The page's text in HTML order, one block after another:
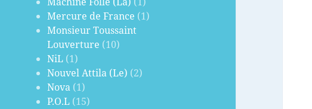
Mercure de France (1)
Monsieur Toussaint
Louverture (10)
NiL (1)
Nouvel Attila (Le) (2)
Nova (1)
P.O.L (15)